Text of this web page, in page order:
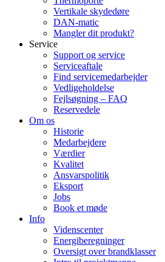
Vertikale skydedøre
DAN-matic
Mangler dit produkt?
Service
Support og service
Serviceaftale
Find servicemedarbejder
Vedligeholdelse
Fejlsøgning – FAQ
Reservedele
Om os
Historie
Medarbejdere
Værdier
Kvalitet
Ansvarspolitik
Eksport
Jobs
Book et møde
Info
Videnscenter
Energiberegninger
Oversigt over brandklasser